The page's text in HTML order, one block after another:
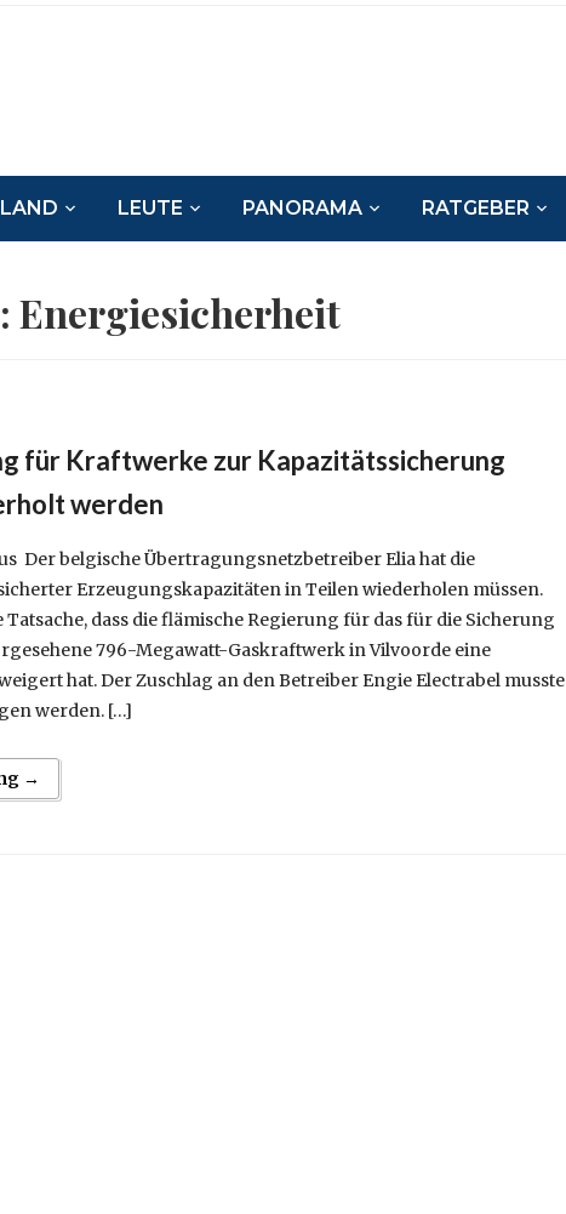
LAND LEUTE PANORAMA RATGEBER
Energiesicherheit
für Kraftwerke zur Kapazitätssicherung
werden
Der belgische Übertragungsnetzbetreiber Elia hat die
Erzeugungskapazitäten in Teilen wiederholen müssen.
dass die flämische Regierung für das für die Sicherung
796-Megawatt-Gaskraftwerk in Vilvoorde eine
hat. Der Zuschlag an den Betreiber Engie Electrabel musste
werden. […]
→